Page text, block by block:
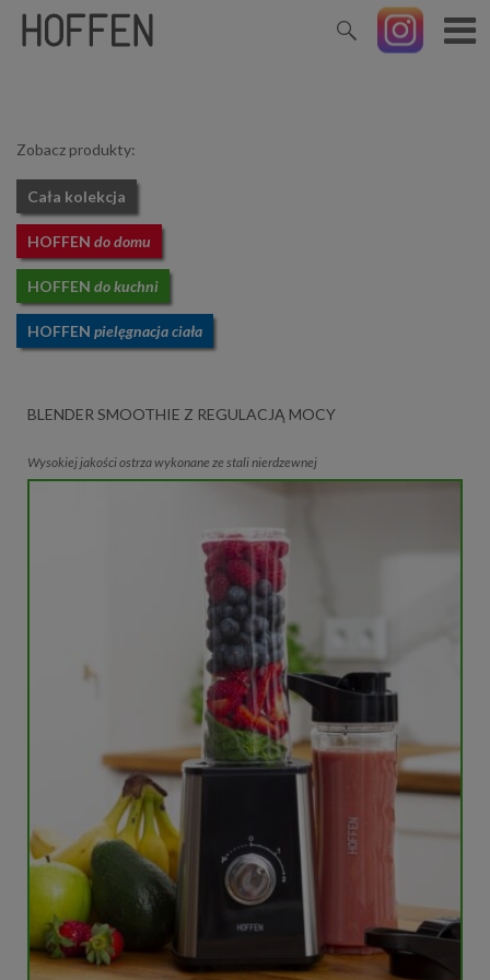
Zobacz produkty:
Cała kolekcja
HOFFEN do domu
HOFFEN do kuchni
HOFFEN pielęgnacja ciała
BLENDER SMOOTHIE Z REGULACJĄ MOCY
Wysokiej jakości ostrza wykonane ze stali nierdzewnej